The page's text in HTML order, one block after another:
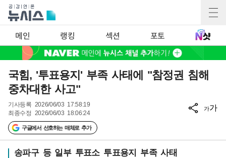
메인 랭킹 섹션 포토
국힘, '투표용지' 부족 사태에 "참정권 침해
중차대한 사고"
기사등록 2026/06/03 17:58:19
최종수정 2026/06/03 18:06:24
구글에서 선호하는 매체로 추가
가가
송파구 등 일부 투표소 투표용지 부족 사태